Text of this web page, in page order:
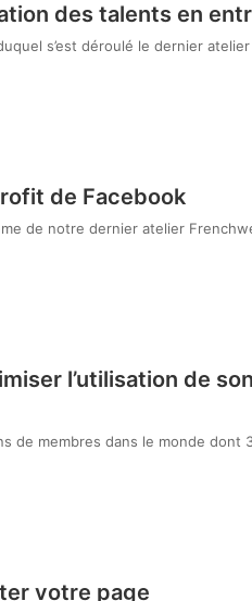
des talents en
s’est déroulé le dernier atelier
de Facebook
de notre dernier atelier
l’utilisation de son
de membres dans le monde dont
votre page